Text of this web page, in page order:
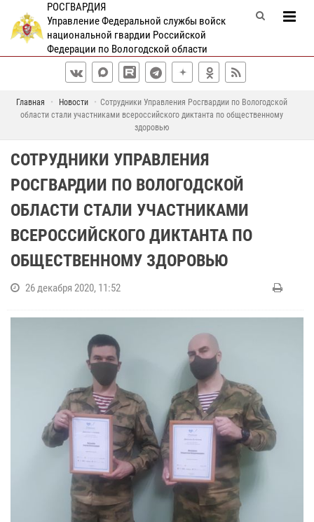
РОСГВАРДИЯ
Управление Федеральной службы войск
национальной гвардии Российской
Федерации по Вологодской области
Главная Новости
Сотрудники Управления Росгвардии по Вологодской
области стали участниками всероссийского диктанта по общественному
здоровью
СОТРУДНИКИ УПРАВЛЕНИЯ
РОСГВАРДИИ ПО ВОЛОГОДСКОЙ
ОБЛАСТИ СТАЛИ УЧАСТНИКАМИ
ВСЕРОССИЙСКОГО ДИКТАНТА ПО
ОБЩЕСТВЕННОМУ ЗДОРОВЬЮ
26 декабря 2020, 11:52